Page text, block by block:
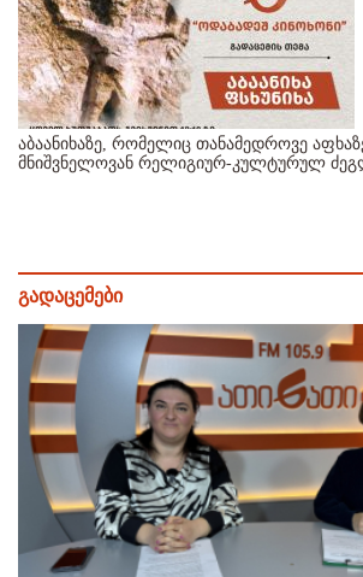
აბაანიხაზე, რომელიც თანამედროვე
მნიშვნელოვან რელიგიურ-კულტურულ
გადაცემები